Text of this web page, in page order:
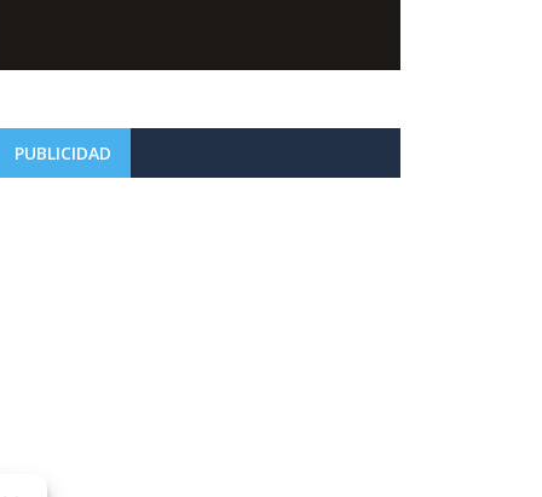
PUBLICIDAD